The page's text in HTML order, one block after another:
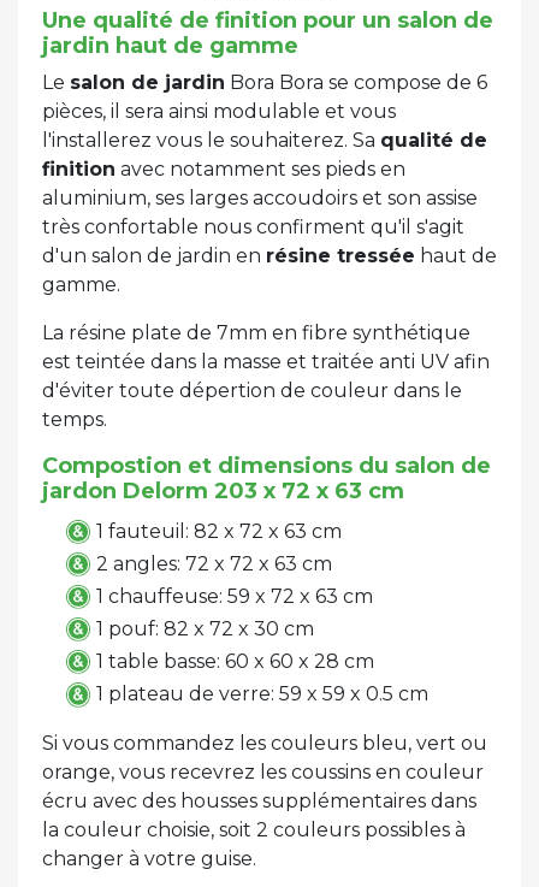
Une qualité de finition pour un salon de
jardin haut de gamme
Le salon de jardin Bora Bora se compose de 6
pièces, il sera ainsi modulable et vous
l'installerez vous le souhaiterez. Sa qualité de
finition avec notamment ses pieds en
aluminium, ses larges accoudoirs et son assise
très confortable nous confirment qu'il s'agit
d'un salon de jardin en résine tressée haut de
gamme.
La résine plate de 7mm en fibre synthétique
est teintée dans la masse et traitée anti UV afin
d'éviter toute dépertion de couleur dans le
temps.
Compostion et dimensions du salon de
jardon Delorm 203 x 72 x 63 cm
1 fauteuil: 82 x 72 x 63 cm
2 angles: 72 x 72 x 63 cm
1 chauffeuse: 59 x 72 x 63 cm
1 pouf: 82 x 72 x 30 cm
1 table basse: 60 x 60 x 28 cm
1 plateau de verre: 59 x 59 x 0.5 cm
Si vous commandez les couleurs bleu, vert ou
orange, vous recevrez les coussins en couleur
écru avec des housses supplémentaires dans
la couleur choisie, soit 2 couleurs possibles à
changer à votre guise.